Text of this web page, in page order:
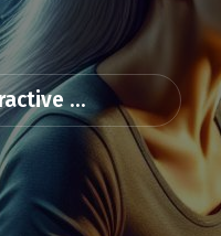
...